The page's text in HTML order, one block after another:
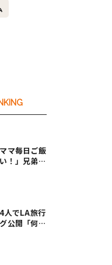
マ毎日ご飯
！」兄弟夏
人でLA旅行
公開「何が